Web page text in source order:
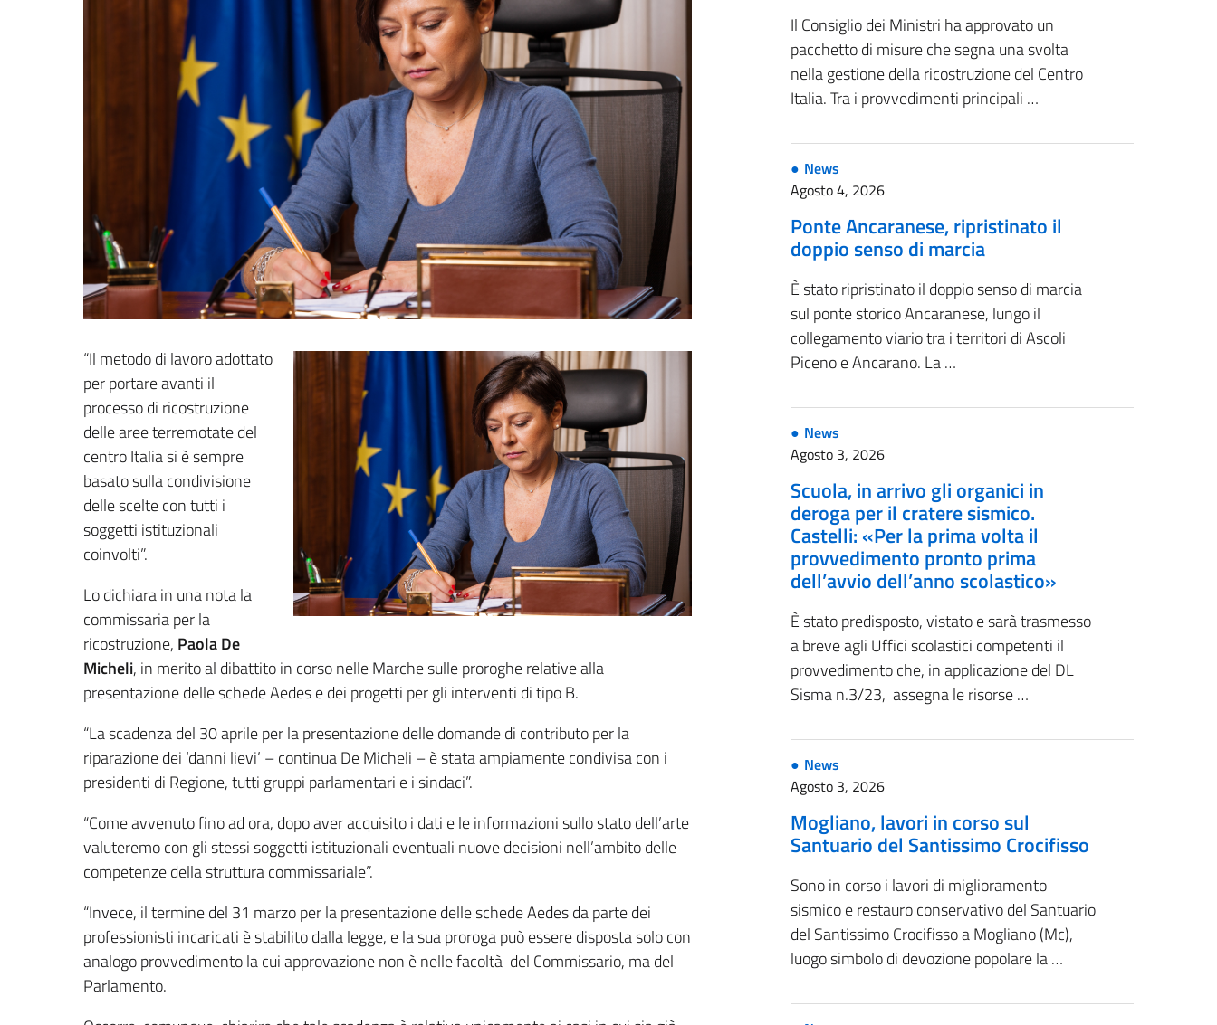
“Il metodo di lavoro adottato
per portare avanti il
processo di ricostruzione
delle aree terremotate del
centro Italia si è sempre
basato sulla condivisione
delle scelte con tutti i
soggetti istituzionali
coinvolti”.
Lo dichiara in una nota la
commissaria per la
ricostruzione, Paola De
Micheli, in merito al dibattito in corso nelle Marche sulle proroghe relative alla
presentazione delle schede Aedes e dei progetti per gli interventi di tipo B.
“La scadenza del 30 aprile per la presentazione delle domande di contributo per la
riparazione dei ‘danni lievi’ – continua De Micheli – è stata ampiamente condivisa con i
presidenti di Regione, tutti gruppi parlamentari e i sindaci”.
“Come avvenuto fino ad ora, dopo aver acquisito i dati e le informazioni sullo stato dell’arte
valuteremo con gli stessi soggetti istituzionali eventuali nuove decisioni nell’ambito delle
competenze della struttura commissariale”.
“Invece, il termine del 31 marzo per la presentazione delle schede Aedes da parte dei
professionisti incaricati è stabilito dalla legge, e la sua proroga può essere disposta solo con
analogo provvedimento la cui approvazione non è nelle facoltà del Commissario, ma del
Parlamento.
Il Consiglio dei Ministri ha approvato un
pacchetto di misure che segna una svolta
nella gestione della ricostruzione del Centro
Italia. Tra i provvedimenti principali …
News
Agosto 4, 2026
Ponte Ancaranese, ripristinato il
doppio senso di marcia
È stato ripristinato il doppio senso di marcia
sul ponte storico Ancaranese, lungo il
collegamento viario tra i territori di Ascoli
Piceno e Ancarano. La …
News
Agosto 3, 2026
Scuola, in arrivo gli organici in
deroga per il cratere sismico.
Castelli: «Per la prima volta il
provvedimento pronto prima
dell’avvio dell’anno scolastico»
È stato predisposto, vistato e sarà trasmesso
a breve agli Uffici scolastici competenti il
provvedimento che, in applicazione del DL
Sisma n.3/23, assegna le risorse …
News
Agosto 3, 2026
Mogliano, lavori in corso sul
Santuario del Santissimo Crocifisso
Sono in corso i lavori di miglioramento
sismico e restauro conservativo del Santuario
del Santissimo Crocifisso a Mogliano (Mc),
luogo simbolo di devozione popolare la …